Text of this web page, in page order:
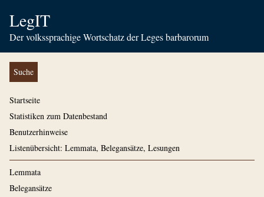
LegIT
Der volkssprachige Wortschatz der Leges barbarorum
Suche
Startseite
Statistiken zum Datenbestand
Benutzerhinweise
Listenübersicht: Lemmata, Belegansätze, Lesungen
Lemmata
Belegansätze